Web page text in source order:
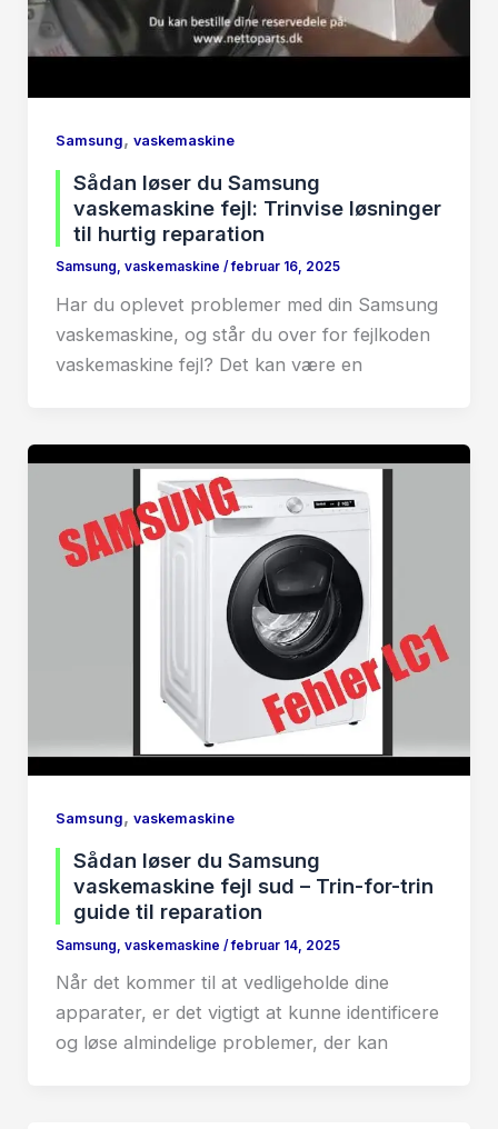
Samsung, vaskemaskine
Sådan løser du Samsung
vaskemaskine fejl: Trinvise løsninger
til hurtig reparation
Samsung, vaskemaskine /februar 16, 2025
Har du oplevet problemer med din Samsung
vaskemaskine, og står du over for fejlkoden
vaskemaskine fejl? Det kan være en
Samsung, vaskemaskine
Sådan løser du Samsung
vaskemaskine fejl sud – Trin-for-trin
guide til reparation
Samsung vaskemaskine /februar 14, 2025
Når det kommer til at vedligeholde dine
apparater, er det vigtigt at kunne identificere
og løse almindelige problemer, der kan